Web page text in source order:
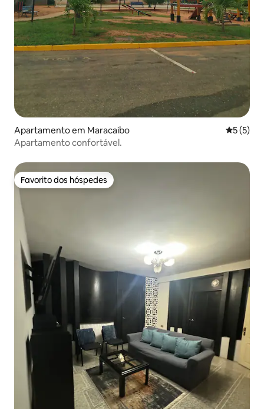
Apartamento em Maracaibo
5 (5)
Apartamento confortável.
Favorito dos hóspedes
Favorito dos hóspedes